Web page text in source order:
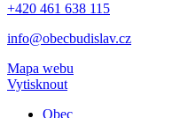
+420 461 638 115
info@obecbudislav.cz
Mapa webu
Vytisknout
Obec